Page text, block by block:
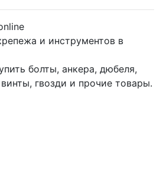
и инструментов в
болты, анкера, дюбеля,
гвозди и прочие товары.